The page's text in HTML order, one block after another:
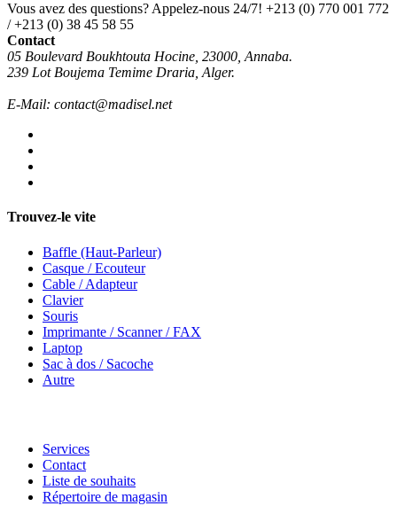
Vous avez des questions? Appelez-nous 24/7! +213 (0) 770 001 772
/ +213 (0) 38 45 58 55
Contact
05 Boulevard Boukhtouta Hocine, 23000, Annaba.
239 Lot Boujema Temime Draria, Alger.
E-Mail: contact@madisel.net
Trouvez-le vite
Baffle (Haut-Parleur)
Casque / Ecouteur
Cable / Adapteur
Clavier
Souris
Imprimante / Scanner / FAX
Laptop
Sac à dos / Sacoche
Autre
Services
Contact
Liste de souhaits
Répertoire de magasin